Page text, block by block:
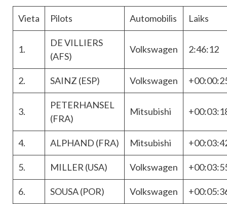
Vieta Pilots Automobilis Laiks
1.
DE VILLIERS
(AFS)
Volkswagen 2:46:12
2. SAINZ (ESP) Volkswagen
3.
PETERHANSEL
(FRA)
Mitsubishi
4. ALPHAND (FRA) Mitsubishi
5. MILLER (USA) Volkswagen
6. SOUSA (POR) Volkswagen